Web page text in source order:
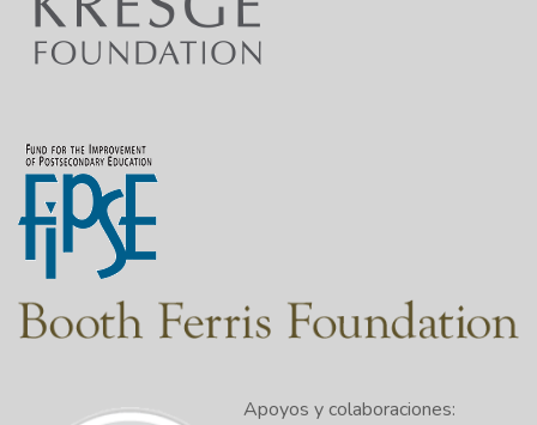
Apoyos y colaboraciones: